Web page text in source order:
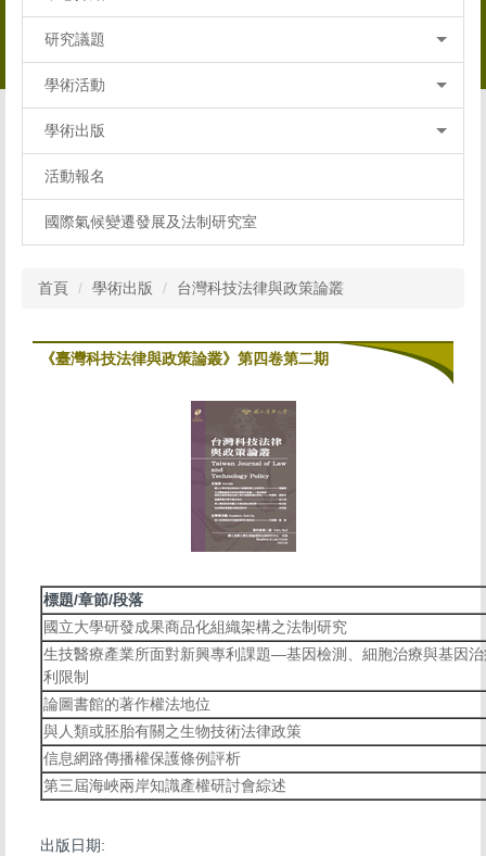
研究議題
學術活動
學術出版
活動報名
國際氣候變遷發展及法制研究室
首頁 學術出版 台灣科技法律與政策論叢
《臺灣科技法律與政策論叢》第四卷第二期
標題/章節/段落
國立大學研發成果商品化組織架構之法制研究
生技醫療產業所面對新興專利課題—基因檢測、細胞治療與基因
利限制
論圖書館的著作權法地位
與人類或胚胎有關之生物技術法律政策
信息網路傳播權保護條例評析
第三屆海峽兩岸知識產權研討會綜述
出版日期: